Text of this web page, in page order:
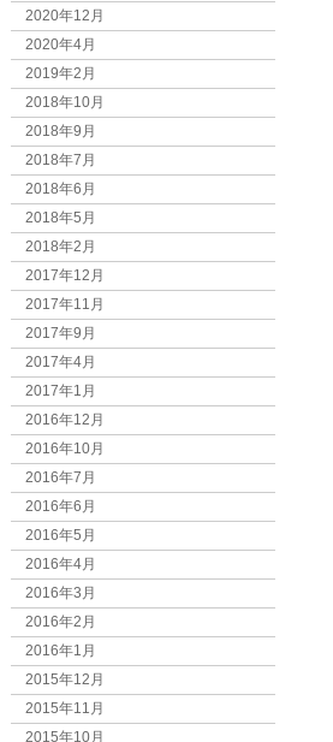
2020年12月
2020年4月
2019年2月
2018年10月
2018年9月
2018年7月
2018年6月
2018年5月
2018年2月
2017年12月
2017年11月
2017年9月
2017年4月
2017年1月
2016年12月
2016年10月
2016年7月
2016年6月
2016年5月
2016年4月
2016年3月
2016年2月
2016年1月
2015年12月
2015年11月
2015年10月